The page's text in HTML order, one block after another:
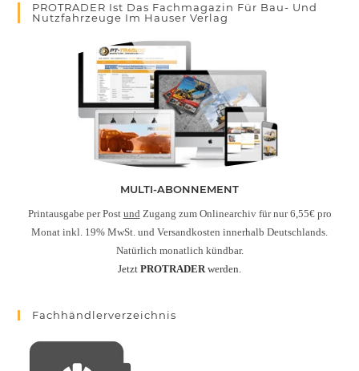
PROTRADER Ist Das Fachmagazin Für Bau- Und
Nutzfahrzeuge Im Hauser Verlag
MULTI-ABONNEMENT
Printausgabe per Post und Zugang zum Onlinearchiv für nur 6,55€ pro
Monat inkl. 19% MwSt. und Versandkosten innerhalb Deutschlands.
Natürlich monatlich kündbar.
Jetzt PROTRADER werden.
Fachhändlerverzeichnis